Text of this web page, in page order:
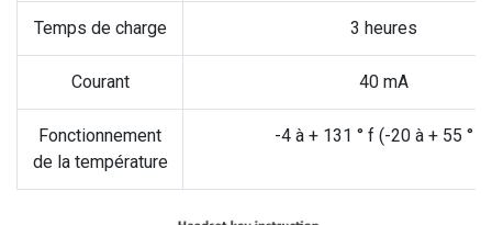
Temps de charge 3 heures
Courant 40 mA
Fonctionnement
de la température
-4 à + 131 ° f (-20 à + 55 ° c)